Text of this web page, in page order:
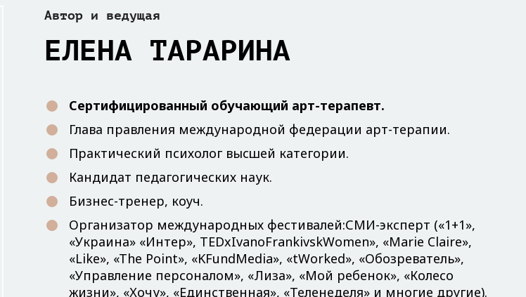
Автор и ведущая
ЕЛЕНА ТАРАРИНА
Сертифицированный обучающий арт-терапевт.
Глава правления международной федерации арт-терапии.
Практический психолог высшей категории.
Кандидат педагогических наук.
Бизнес-тренер, коуч.
Организатор международных фестивалей:СМИ-эксперт («1+1»,
«Украина» «Интер», TEDxIvanoFrankivskWomen», «Marie Claire»,
«Like», «The Point», «KFundMedia», «tWorked», «Обозреватель»,
«Управление персоналом», «Лиза», «Мой ребенок», «Колесо
жизни», «Хочу», «Единственная», «Теленеделя» и многие другие).